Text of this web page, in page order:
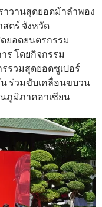
วานสุดยอดม้าลำพอง
ตร์ จังหวัด
ยอดยนตรกรรม
ร โดยกิจกรรม
รวมสุดยอดซูเปอร์
ร่วมขับเคลื่อนขบวน
ภูมิภาคอาเซียน